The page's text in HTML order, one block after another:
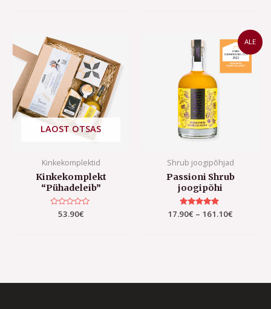
LAOST OTSAS
Kinkekomplektid
Kinkekomplekt
“Pühadeleib”
Hinnanguga
53.90€
ALE
Shrub joogipõhjad
Passioni Shrub
joogipõhi
Hinnanguga
5.00
17.90€ – 161.10€
Price
range:
17.90€
through